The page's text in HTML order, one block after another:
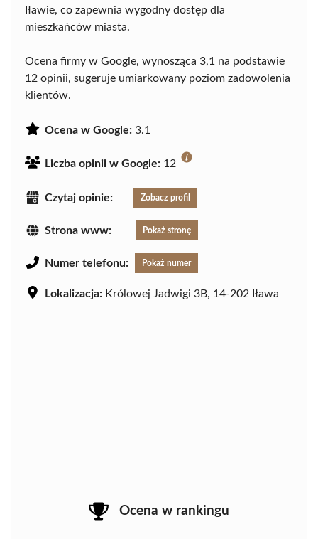
Iławie, co zapewnia wygodny dostęp dla
mieszkańców miasta.
Ocena firmy w Google, wynosząca 3,1 na podstawie
12 opinii, sugeruje umiarkowany poziom zadowolenia
klientów.
Ocena w Google: 3.1
Liczba opinii w Google: 12
Czytaj opinie: Zobacz profil
Strona www: Pokaż stronę
Numer telefonu: Pokaż numer
Lokalizacja: Królowej Jadwigi 3B, 14-202 Iława
Ocena w rankingu